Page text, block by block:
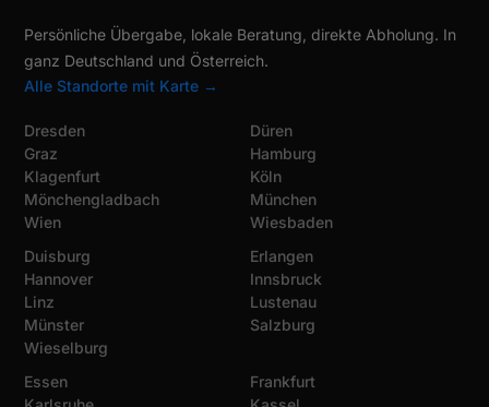
Persönliche Übergabe, lokale Beratung, direkte Abholung. In
ganz Deutschland und Österreich.
Alle Standorte mit Karte →
Dresden
Graz
Klagenfurt
Mönchengladbach
Wien
Düren
Hamburg
Köln
München
Wiesbaden
Duisburg
Hannover
Linz
Münster
Wieselburg
Erlangen
Innsbruck
Lustenau
Salzburg
Essen
Frankfurt